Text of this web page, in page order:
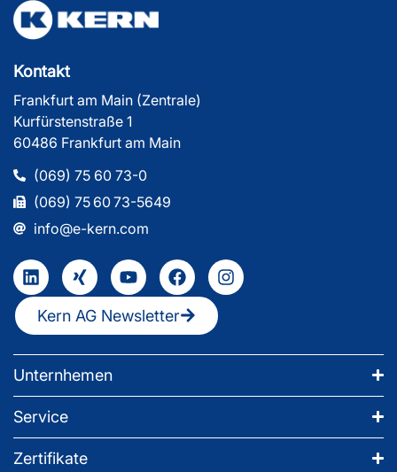
Kontakt
Frankfurt am Main (Zentrale)
Kurfürstenstraße 1
60486 Frankfurt am Main
(069) 75 60 73-0
(069) 75 60 73-5649
info@e-kern.com
Kern AG Newsletter
Unternhemen
Service
Zertifikate